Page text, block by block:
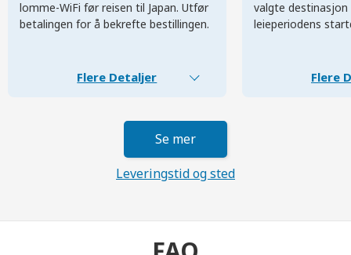
lomme-WiFi før reisen til Japan. Utfør
betalingen for å bekrefte bestillingen.
Flere Detaljer
valgte destinasjon
leieperiodens
Flere
Se mer
Leveringstid og sted